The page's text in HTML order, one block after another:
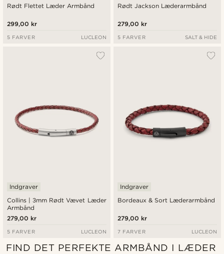
Rødt Flettet Læder Armbånd
299,00 kr
5 FARVER LUCLEON
Rødt Jackson Læderarmbånd
279,00 kr
5 FARVER SALT & HIDE
Collins | 3mm Rødt Vævet Læder
Armbånd
Indgraver
279,00 kr
5 FARVER LUCLEON
Bordeaux & Sort Læderarmbånd
Indgraver
279,00 kr
7 FARVER LUCLEON
FIND DET PERFEKTE ARMBÅND I LÆDER